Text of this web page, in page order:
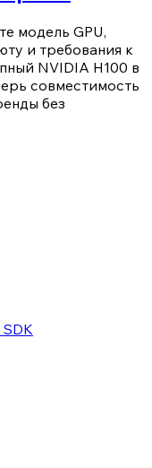
модель GPU,
и требования к
NVIDIA H100 в
совместимость
без